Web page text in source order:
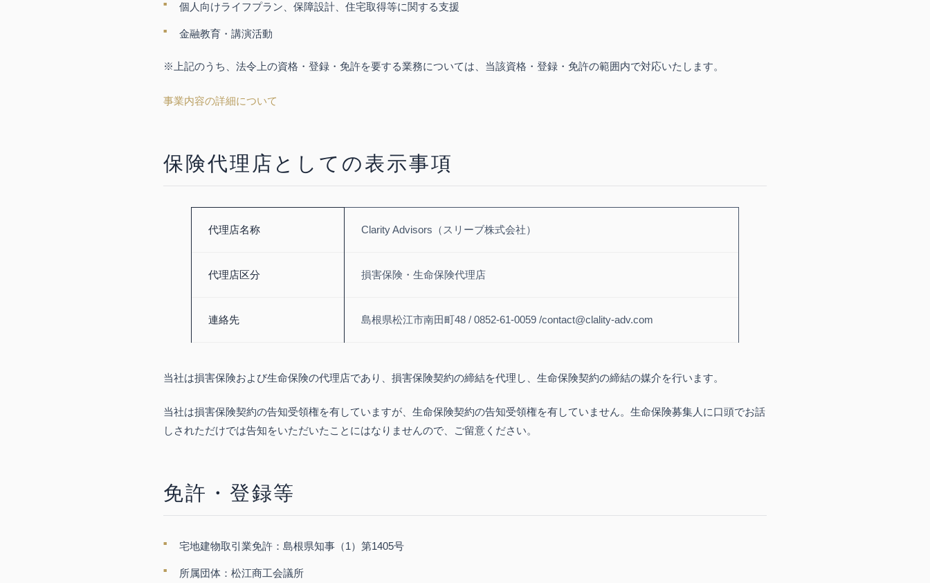
個人向けライフプラン、保障設計、住宅取得等に関する支援
金融教育・講演活動
※上記のうち、法令上の資格・登録・免許を要する業務については、当該資格・登録・免許の範囲内で対応いたします。
事業内容の詳細について
保険代理店としての表示事項
代理店名称 Clarity Advisors（スリーブ株式会社）
代理店区分 損害保険・生命保険代理店
連絡先 島根県松江市南田町48 / 0852-61-0059 /contact@clality-adv.com
当社は損害保険および生命保険の代理店であり、損害保険契約の締結を代理し、生命保険契約の締結の媒介を行います。
当社は損害保険契約の告知受領権を有していますが、生命保険契約の告知受領権を有していません。生命保険募集人に口頭でお話
しされただけでは告知をいただいたことにはなりませんので、ご留意ください。
免許・登録等
宅地建物取引業免許：島根県知事（1）第1405号
所属団体：松江商工会議所